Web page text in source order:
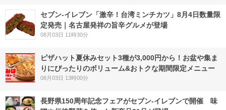
セブン-イレブン「激辛！台湾ミンチカツ」8月4日数量限
定発売｜名古屋発祥の旨辛グルメが登場
08月03日 11時30分
ピザハット夏休みセット3種が3,000円から！お盆や集ま
りにぴったりのボリューム&おトクな期間限定メニュー
08月03日 13時00分
長野県150周年記念フェアがセブン-イレブンで開催 味